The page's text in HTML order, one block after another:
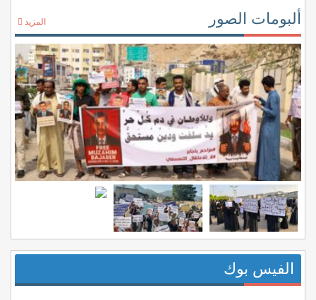
ألبومات الصور المزيد
الفيس بوك